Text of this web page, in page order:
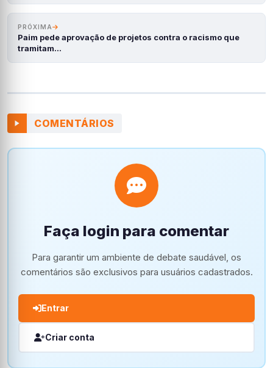
PRÓXIMA
Paim pede aprovação de projetos contra o racismo que
tramitam…
COMENTÁRIOS
Faça login para comentar
Para garantir um ambiente de debate saudável, os
comentários são exclusivos para usuários cadastrados.
Entrar
Criar conta